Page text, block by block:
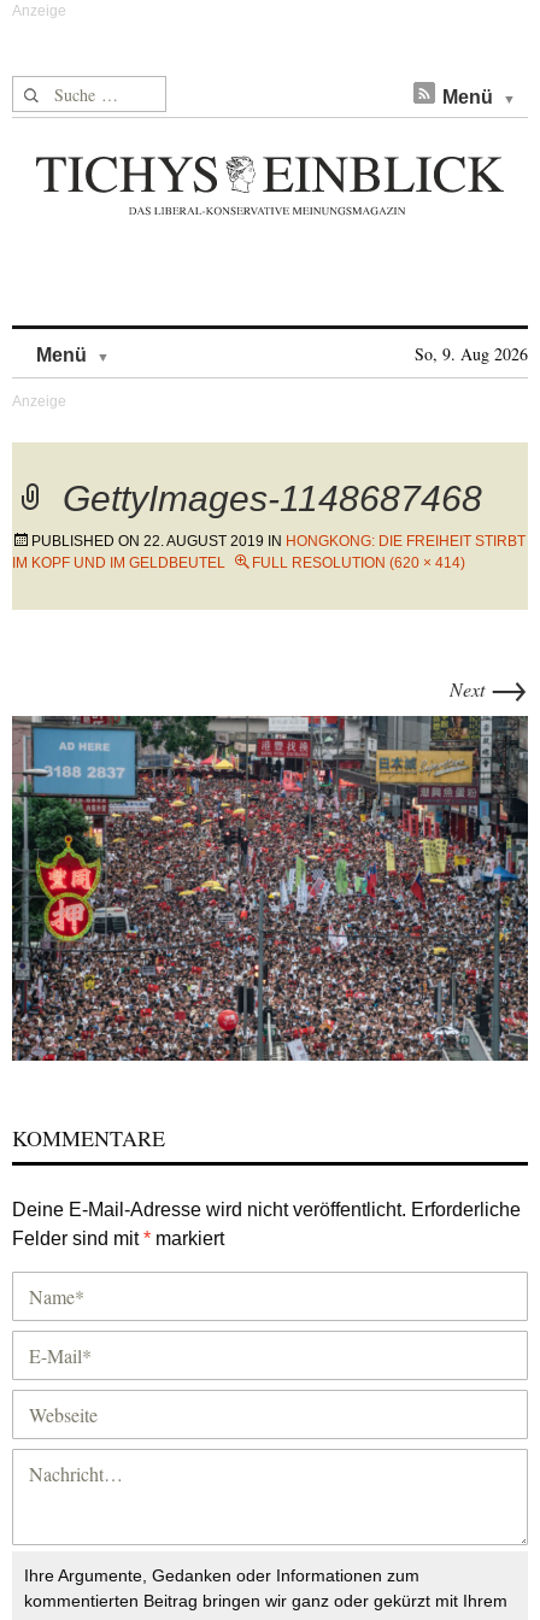
Suche nach: Menü
Menü So, 9. Aug 2026
GettyImages-1148687468
PUBLISHED ON 22. AUGUST 2019 IN HONGKONG: DIE FREIHEIT STIRBT
IM KOPF UND IM GELDBEUTEL
FULL RESOLUTION (620 × 414)
Next →
KOMMENTARE
Deine E-Mail-Adresse wird nicht veröffentlicht. Erforderliche
Felder sind mit* markiert
Ihre Argumente, Gedanken oder Informationen zum
kommentierten Beitrag bringen wir ganz oder gekürzt mit Ihrem